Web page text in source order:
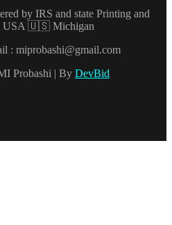
by IRS and state Printing and
USA 🇺🇸 Michigan
: miprobashi@gmail.com
Probashi | By DevBid